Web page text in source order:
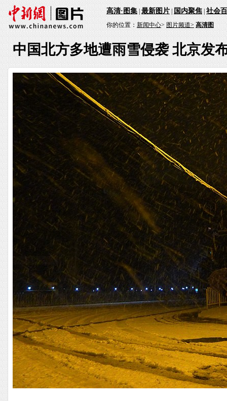
高清·图集|最新图片|国内聚焦|社会
你的位置：新闻中心>图片频道> 高清图
中国北方多地遭雨雪侵袭 北京发